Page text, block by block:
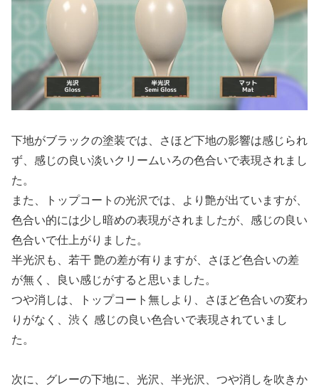
下地がブラックの塗装では、さほど下地の影響は感じられ
ず、感じの良い淡いクリームいろの色合いで表現されまし
た。
また、トップコートの光沢では、より艶が出ていますが、
色合い的には少し暗めの表現がされましたが、感じの良い
色合いで仕上がりました。
半光沢も、若干 艶の差が有りますが、さほど色合いの差
が無く、良い感じがすると思いました。
つや消しは、トップコート無しより、さほど色合いの変わ
りがなく、渋く 感じの良い色合いで表現されていまし
た。
次に、グレーの下地に、光沢、半光沢、つや消しを吹きか